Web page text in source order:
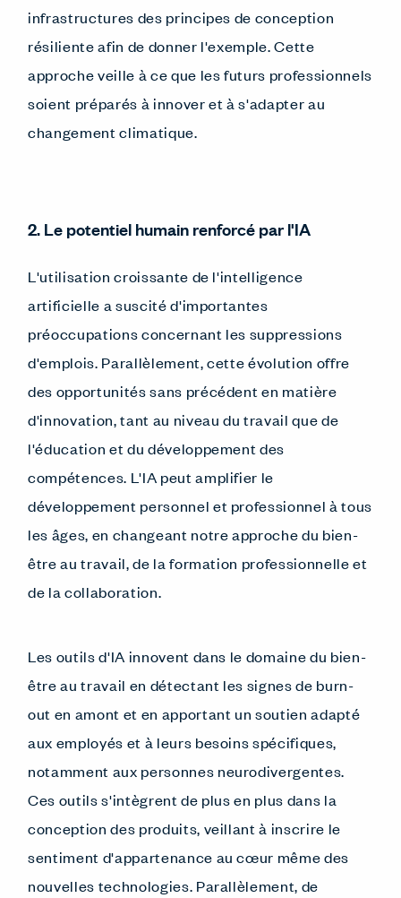
infrastructures des principes de conception
résiliente afin de donner l'exemple. Cette
approche veille à ce que les futurs professionnels
soient préparés à innover et à s'adapter au
changement climatique.
2. Le potentiel humain renforcé par l'IA
L'utilisation croissante de l'intelligence
artificielle a suscité d'importantes
préoccupations concernant les suppressions
d'emplois. Parallèlement, cette évolution offre
des opportunités sans précédent en matière
d'innovation, tant au niveau du travail que de
l'éducation et du développement des
compétences. L'IA peut amplifier le
développement personnel et professionnel à tous
les âges, en changeant notre approche du bien-
être au travail, de la formation professionnelle et
de la collaboration.
Les outils d'IA innovent dans le domaine du bien-
être au travail en détectant les signes de burn-
out en amont et en apportant un soutien adapté
aux employés et à leurs besoins spécifiques,
notamment aux personnes neurodivergentes.
Ces outils s'intègrent de plus en plus dans la
conception des produits, veillant à inscrire le
sentiment d'appartenance au cœur même des
nouvelles technologies. Parallèlement, de